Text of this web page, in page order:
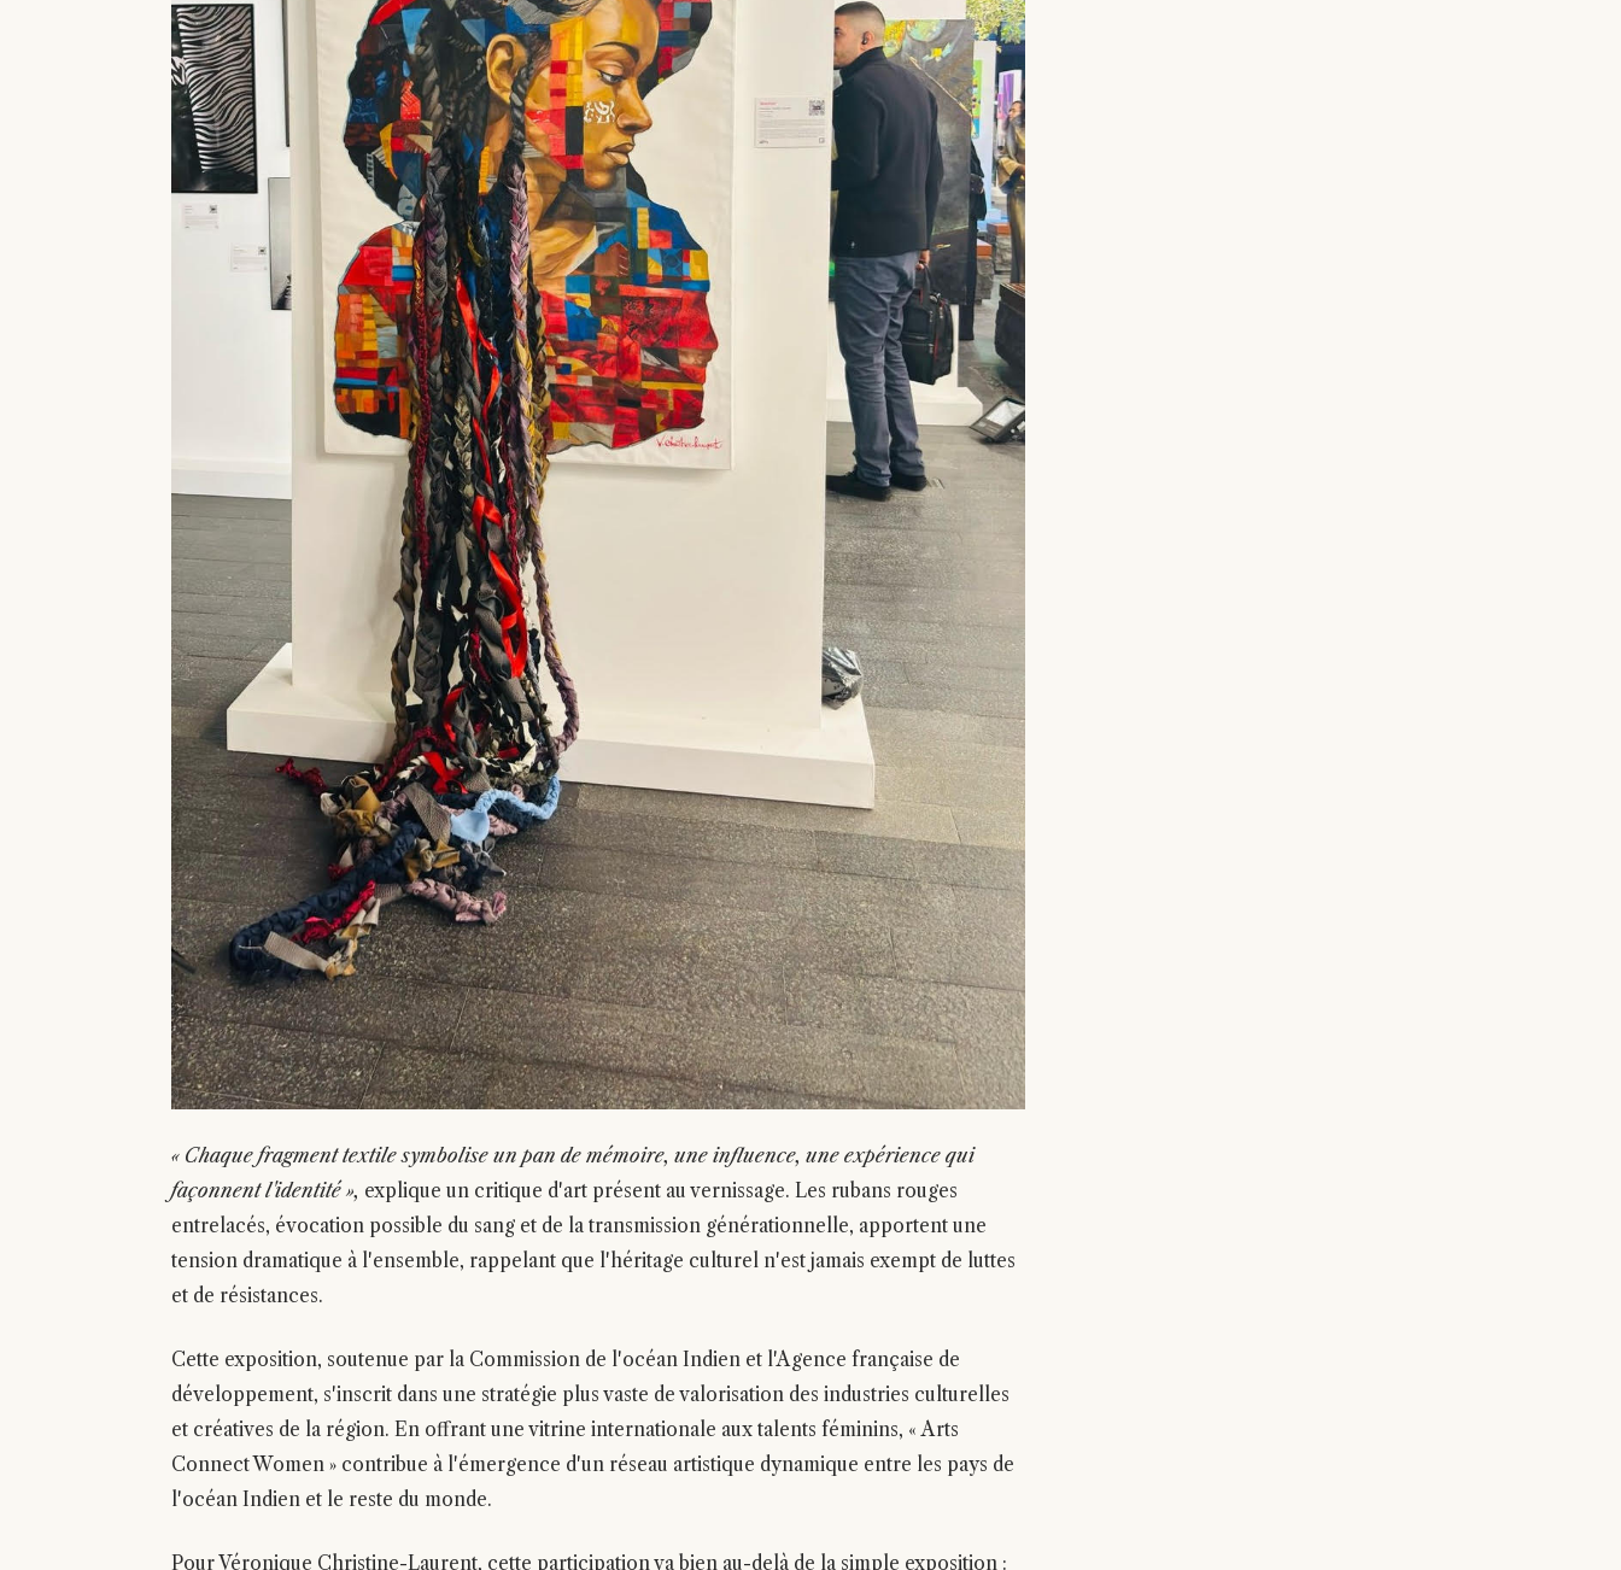
« Chaque fragment textile symbolise un pan de mémoire, une influence, une expérience qui
façonnent l'identité », explique un critique d'art présent au vernissage. Les rubans rouges
entrelacés, évocation possible du sang et de la transmission générationnelle, apportent une
tension dramatique à l'ensemble, rappelant que l'héritage culturel n'est jamais exempt de luttes
et de résistances.
Cette exposition, soutenue par la Commission de l'océan Indien et l'Agence française de
développement, s'inscrit dans une stratégie plus vaste de valorisation des industries culturelles
et créatives de la région. En offrant une vitrine internationale aux talents féminins, « Arts
Connect Women » contribue à l'émergence d'un réseau artistique dynamique entre les pays de
l'océan Indien et le reste du monde.
Pour Véronique Christine-Laurent, cette participation va bien au-delà de la simple exposition :